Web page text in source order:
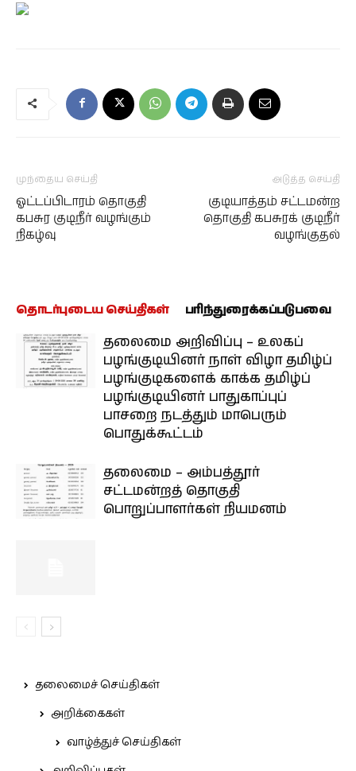
முந்தைய செய்தி
ஓட்டப்பிடாரம் தொகுதி
கபசுர குடிநீர் வழங்கும்
நிகழ்வு
அடுத்த செய்தி
குடியாத்தம் சட்டமன்ற
தொகுதி கபசுரக் குடிநீர்
வழங்குதல்
தொடர்புடைய செய்திகள் பரிந்துரைக்கப்படுபவை
தலைமை அறிவிப்பு – உலகப்
பழங்குடியினர் நாள் விழா தமிழ்ப்
பழங்குடிகளைக் காக்க தமிழ்ப்
பழங்குடியினர் பாதுகாப்புப்
பாசறை நடத்தும் மாபெரும்
பொதுக்கூட்டம்
தலைமை – அம்பத்தூர்
சட்டமன்றத் தொகுதி
பொறுப்பாளர்கள் நியமனம்
தலைமைச் செய்திகள்
அறிக்கைகள்
வாழ்த்துச் செய்திகள்